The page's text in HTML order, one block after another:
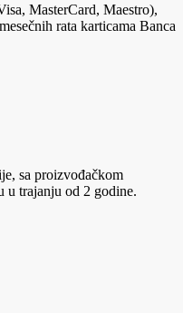
MasterCard, Maestro),
rata karticama Banca
sa proizvođačkom
u trajanju od 2 godine.